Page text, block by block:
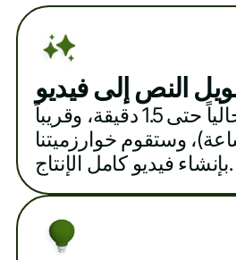
النص إلى فيديو
أدخل أي نص (حالياً حتى 1.5 دقيقة، وقريباً
1.5 ساعة)، وستقوم خوارزميتنا
بإنشاء فيديو كامل الإنتاج.